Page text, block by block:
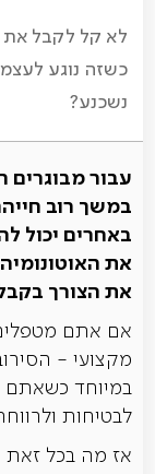
לא קל לקבל את
כשזה נוגע
נשכנע?
עבור מבוגרים
במשך רוב
באחרים יכול
את
את הצורך
אם אתם
מקצועי -
במיוחד כשאתם
לבטיחות
אז מה בכל זאת